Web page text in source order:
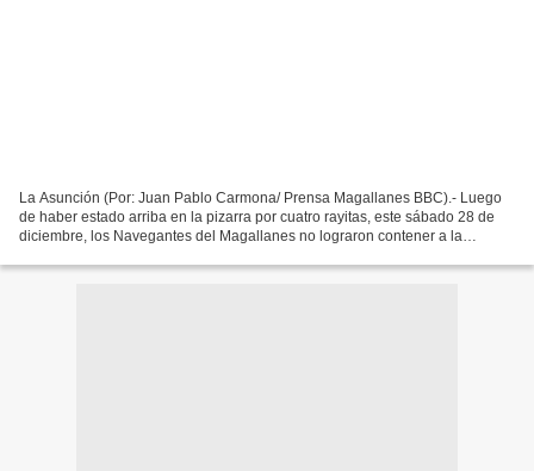
La Asunción (Por: Juan Pablo Carmona/ Prensa Magallanes BBC).- Luego
de haber estado arriba en la pizarra por cuatro rayitas, este sábado 28 de
diciembre, los Navegantes del Magallanes no lograron contener a la